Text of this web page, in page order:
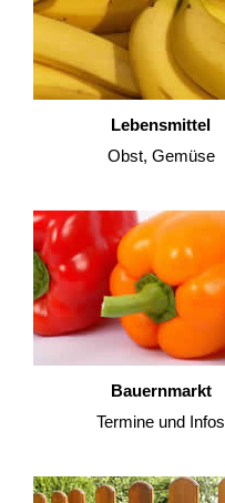
Lebensmittel
Obst, Gemüse
Bauernmarkt
Termine und Infos